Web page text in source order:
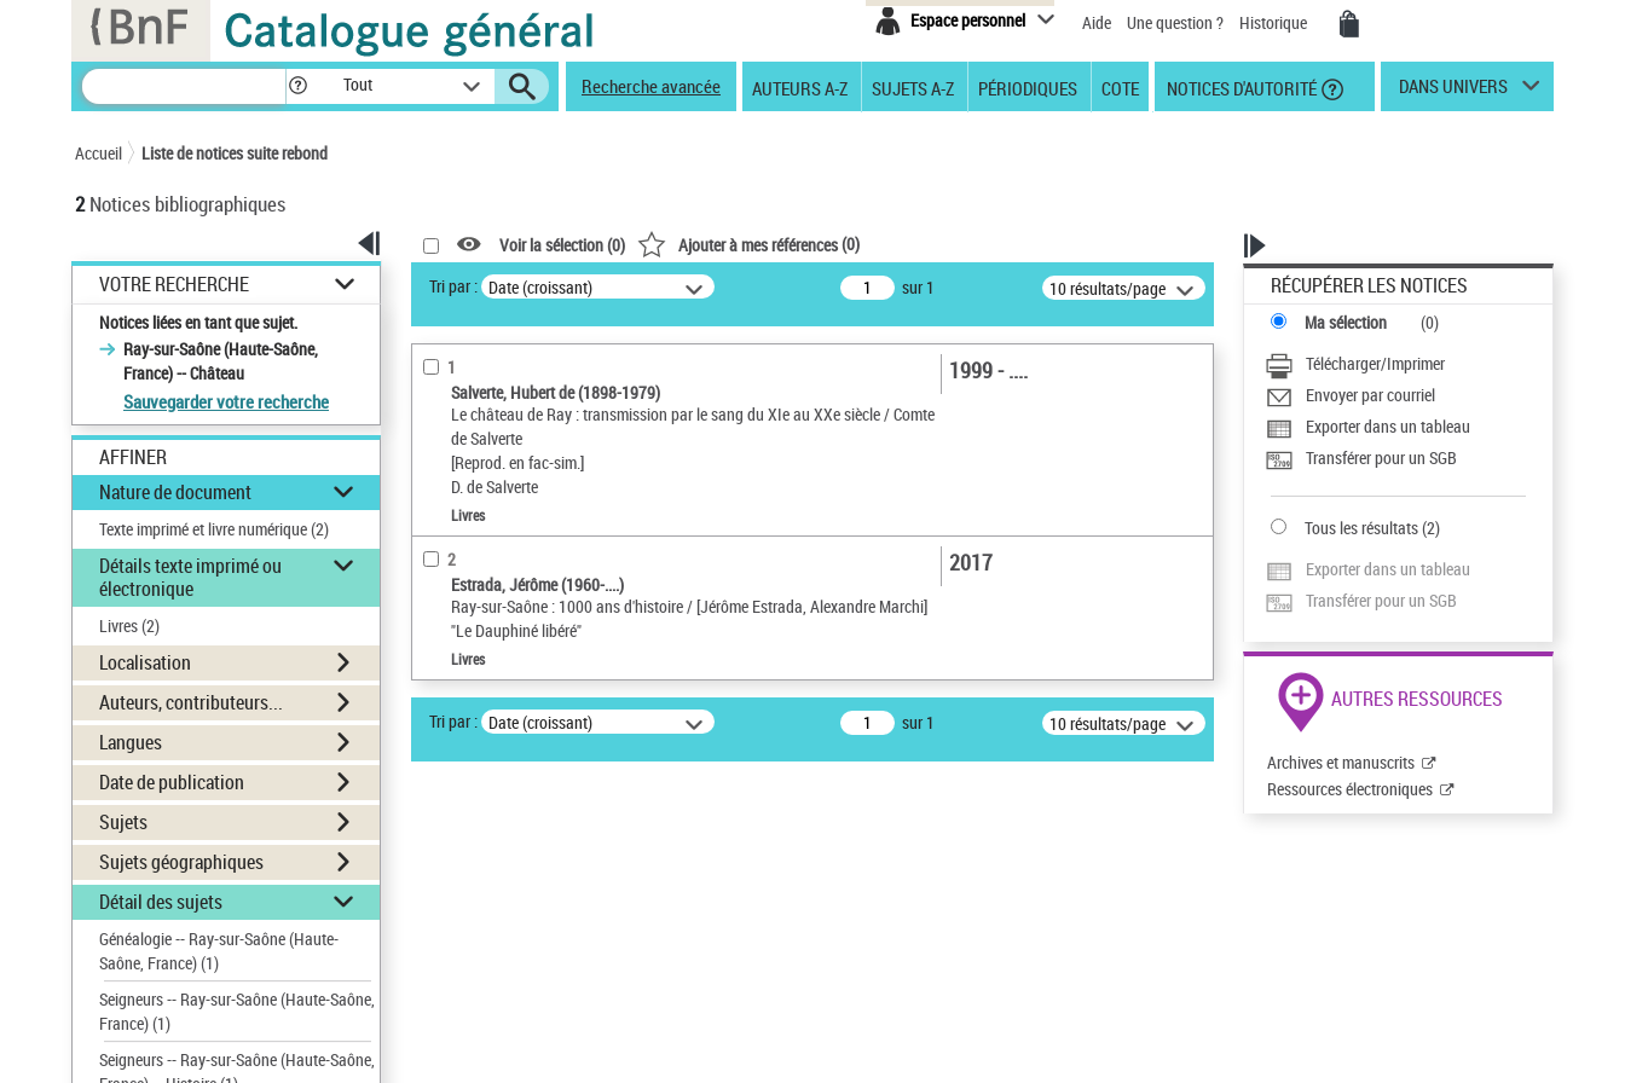
Espace personnel Aide Une question ? Historique
Tout Recherche avancée AUTEURS A-Z SUJETS A-Z PÉRIODIQUES COTE NOTICES D'AUTORITÉ DANS UNIVERS
Accueil Liste de notices suite rebond
2Notices bibliographiques
VOTRE RECHERCHE
Notices liées en tant que sujet.
Ray-sur-Saône (Haute-Saône,
France) -- Château
Sauvegarder votre recherche
AFFINER
Nature de document
Texte imprimé et livre numérique(2)
Détails texte imprimé ou
électronique
Livres(2)
Localisation
Auteurs, contributeurs...
Langues
Date de publication
Sujets
Sujets géographiques
Détail des sujets
Généalogie -- Ray-sur-Saône (Haute-
Saône, France)(1)
Seigneurs -- Ray-sur-Saône (Haute-Saône,
France)(1)
Seigneurs -- Ray-sur-Saône (Haute-Saône,
Voir la sélection (0) Ajouter à mes références(0)
Tri par : Date (croissant) sur 1 10 résultats/page
1
Salverte, Hubert de (1898-1979)
Le château de Ray : transmission par le sang du XIe au XXe siècle / Comte
de Salverte
[Reprod. en fac-sim.]
D. de Salverte
1999 - ....
Livres
2
Estrada, Jérôme (1960-....)
Ray-sur-Saône : 1000 ans d'histoire / [Jérôme Estrada, Alexandre Marchi]
"Le Dauphiné libéré"
2017
Livres
Tri par : Date (croissant) sur 1 10 résultats/page
RÉCUPÉRER LES NOTICES
Ma sélection (0)
Télécharger/Imprimer
Envoyer par courriel
Exporter dans un tableau
Transférer pour un SGB
Tous les résultats(2)
Exporter dans un tableau
Transférer pour un SGB
AUTRES RESSOURCES
Archives et manuscrits
Ressources électroniques
Panneau de gestion des cookies